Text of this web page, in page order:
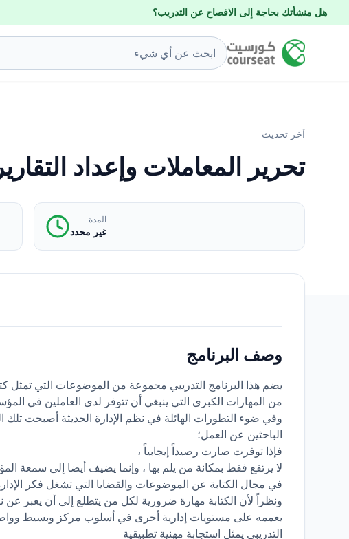
هل منشأتك بحاجة إلى الافصاح عن التدريب؟
آخر تحديث
تحرير المعاملات وإعداد
المدة
غير محدد
وصف البرنامج
يضم هذا البرنامج التدريبي مجموعة من الموضوعات التي تمثل
من المهارات الكبرى التي ينبغي أن تتوفر لدى العاملين في
وفي ضوء التطورات الهائلة في نظم الإدارة الحديثة أصبحت تلك
الباحثين عن العمل؛
فإذا توفرت صارت رصيداً إيجابياً ،
لا يرتفع فقط بمكانة من يلم بها ، وإنما يضيف أيضا إلى سمعة
في مجال الكتابة عن الموضوعات والقضايا التي تشغل فكر
ونظراً لأن الكتابة مهارة ضرورية لكل من يتطلع إلى أن يعبر عن
يعممه على مستويات إدارية أخرى في أسلوب مركز وبسيط
التدريبي يمثل استجابة مهنية تطبيقية